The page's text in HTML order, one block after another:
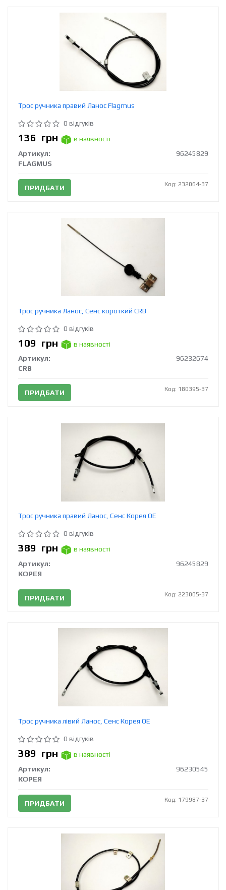
Трос ручника правий Ланос Flagmus
0 відгуків
136 грн
в наявності
Артикул:
96245829
FLAGMUS
ПРИДБАТИ Код: 232064-37
Трос ручника Ланос, Сенс короткий CRB
0 відгуків
109 грн
в наявності
Артикул:
96232674
CRB
ПРИДБАТИ Код: 180395-37
Трос ручника правий Ланос, Сенс Корея ОЕ
0 відгуків
389 грн
в наявності
Артикул:
96245829
КОРЕЯ
ПРИДБАТИ Код: 223005-37
Трос ручника лівий Ланос, Сенс Корея ОЕ
0 відгуків
389 грн
в наявності
Артикул:
96230545
КОРЕЯ
ПРИДБАТИ Код: 179987-37